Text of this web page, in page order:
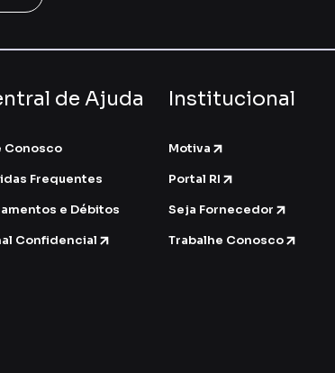
de Ajuda
Conosco
Frequentes
e Débitos
Confidencial
Institucional
Motiva
Portal RI
Seja Fornecedor
Trabalhe Conosco